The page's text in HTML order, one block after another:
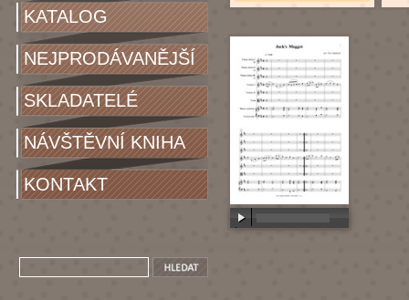
KATALOG
NEJPRODÁVANĚJŠÍ
SKLADATELÉ
NÁVŠTĚVNÍ KNIHA
KONTAKT